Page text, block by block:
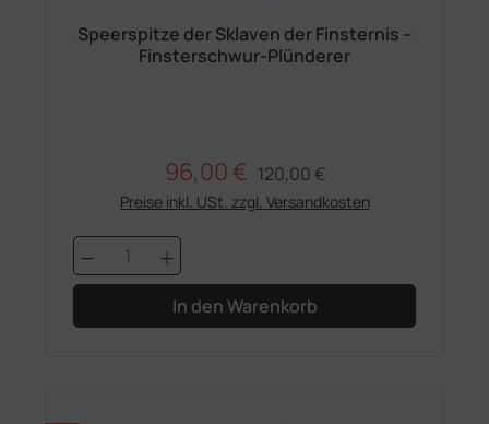
Speerspitze der Sklaven der Finsternis –
Finsterschwur-Plünderer
Verkaufspreis:
96,00 € Regulärer Preis:
120,00 €
Preise inkl. USt. zzgl. Versandkosten
Produkt Anzahl: Gib den
In den Warenkorb